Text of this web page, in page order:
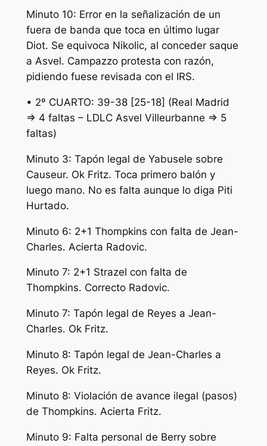
Minuto 10: Error en la señalización de un
fuera de banda que toca en último lugar
Diot. Se equivoca Nikolic, al conceder saque
a Asvel. Campazzo protesta con razón,
pidiendo fuese revisada con el IRS.
• 2º CUARTO: 39-38 [25-18] (Real Madrid
=> 4 faltas – LDLC Asvel Villeurbanne => 5
faltas)
Minuto 3: Tapón legal de Yabusele sobre
Causeur. Ok Fritz. Toca primero balón y
luego mano. No es falta aunque lo diga Piti
Hurtado.
Minuto 6: 2+1 Thompkins con falta de Jean-
Charles. Acierta Radovic.
Minuto 7: 2+1 Strazel con falta de
Thompkins. Correcto Radovic.
Minuto 7: Tapón legal de Reyes a Jean-
Charles. Ok Fritz.
Minuto 8: Tapón legal de Jean-Charles a
Reyes. Ok Fritz.
Minuto 8: Violación de avance ilegal (pasos)
de Thompkins. Acierta Fritz.
Minuto 9: Falta personal de Berry sobre